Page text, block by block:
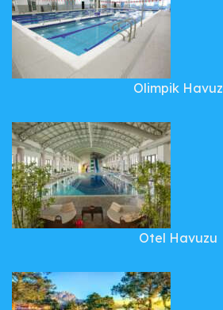
Olimpik Havuz
Otel Havuzu